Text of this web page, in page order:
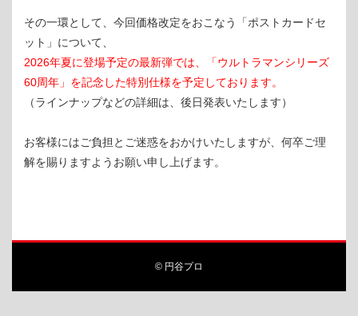
その一環として、今回価格改定をおこなう「ポストカードセ
ット」について、
2026年夏に登場予定の最新弾では、「ウルトラマンシリーズ
60周年」を記念した特別仕様を予定しております。
（ラインナップなどの詳細は、後日発表いたします）
お客様にはご負担とご迷惑をおかけいたしますが、何卒ご理
解を賜りますようお願い申し上げます。
© 円谷プロ